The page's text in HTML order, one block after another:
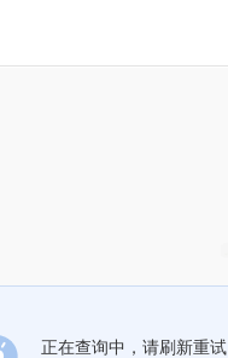
正在查询中，请刷新重试